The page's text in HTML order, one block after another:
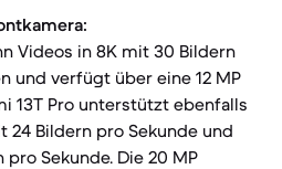
Videos in 8K mit 30 Bildern
und verfügt über eine 12 MP
13T Pro unterstützt ebenfalls
24 Bildern pro Sekunde und
Sekunde. Die 20 MP